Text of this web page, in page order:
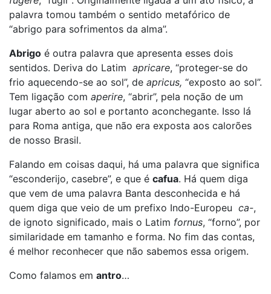
palavra tomou também o sentido metafórico de
“abrigo para sofrimentos da alma”.
Abrigo é outra palavra que apresenta esses dois
sentidos. Deriva do Latim apricare, “proteger-se do
frio aquecendo-se ao sol”, de apricus, “exposto ao sol”.
Tem ligação com aperire, “abrir”, pela noção de um
lugar aberto ao sol e portanto aconchegante. Isso lá
para Roma antiga, que não era exposta aos calorões
de nosso Brasil.
Falando em coisas daqui, há uma palavra que significa
“esconderijo, casebre”, e que é cafua. Há quem diga
que vem de uma palavra Banta desconhecida e há
quem diga que veio de um prefixo Indo-Europeu ca-,
de ignoto significado, mais o Latim fornus, “forno”, por
similaridade em tamanho e forma. No fim das contas,
é melhor reconhecer que não sabemos essa origem.
Como falamos em antro…